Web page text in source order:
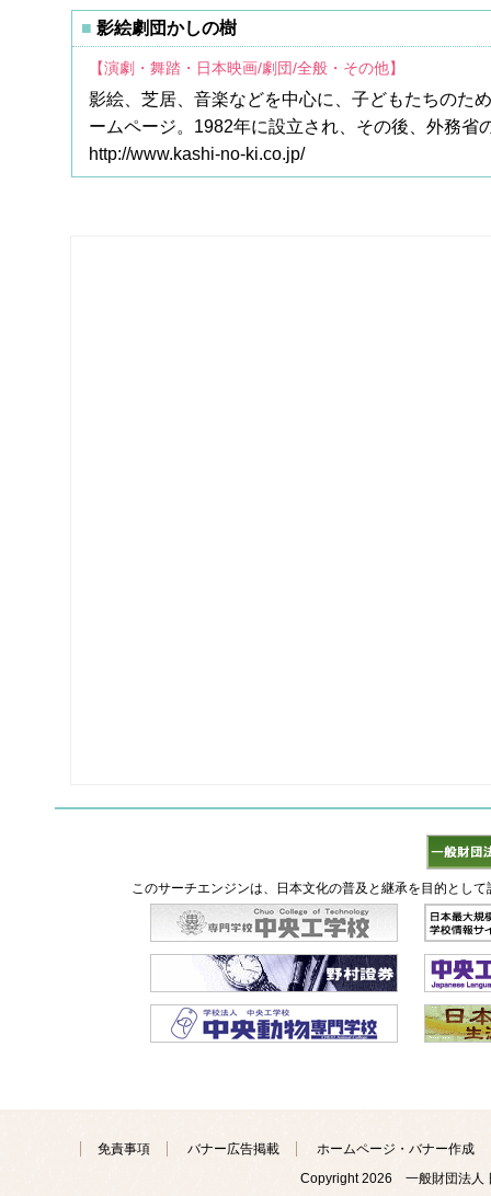
影絵劇団かしの樹
【演劇・舞踏・日本映画/劇団/全般・その他】
影絵、芝居、音楽などを中心に、子どもたちのた
ームページ。1982年に設立され、その後、外務
http://www.kashi-no-ki.co.jp/
このサーチエンジンは、日本文化の普及と継承を目的とし
免責事項 バナー広告掲載
ホームページ・バナー作成
Copyright2026 一般財団法人